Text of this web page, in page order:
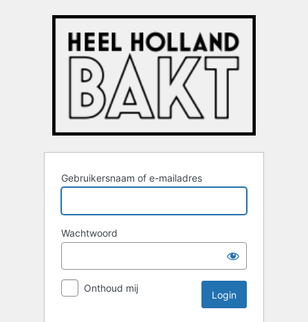
Gebruikersnaam of e-mailadres
Wachtwoord
Onthoud mij